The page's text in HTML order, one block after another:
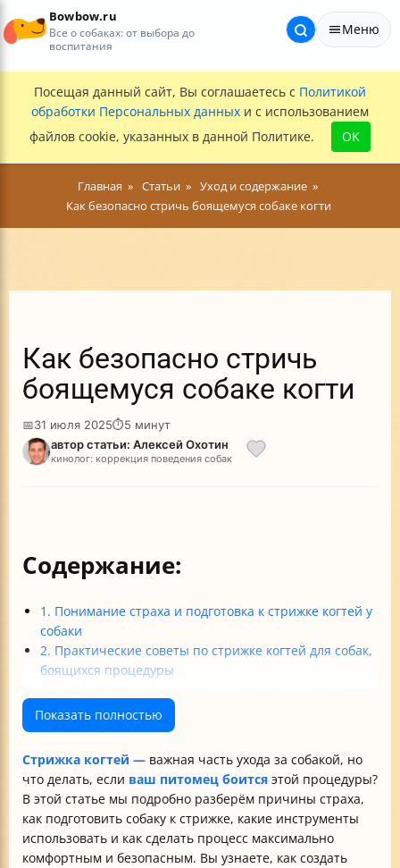
Bowbow.ru
Все о собаках: от выбора до
воспитания
Меню
Посещая данный сайт, Вы соглашаетесь с Политикой
обработки Персональных данных и с использованием
файлов cookie, указанных в данной Политике.
OK
Главная Статьи
Уход и содержание
Как безопасно стричь боящемуся собаке когти
Как безопасно стричь
боящемуся собаке когти
📅31 июля 2025⏱5 минут
автор статьи: Алексей Охотин
кинолог: коррекция поведения собак
Содержание:
1. Понимание страха и подготовка к стрижке когтей у
собаки
2. Практические советы по стрижке когтей для собак,
боящихся процедуры
опыта
4. Особые ситуации и помощь профессионалов
стрижки когтей
Показать полностью
Стрижка когтей — важная часть ухода за собакой, но
что делать, если ваш питомец боится этой процедуры?
В этой статье мы подробно разберём причины страха,
как подготовить собаку к стрижке, какие инструменты
использовать и как сделать процесс максимально
комфортным и безопасным. Вы узнаете, как создать